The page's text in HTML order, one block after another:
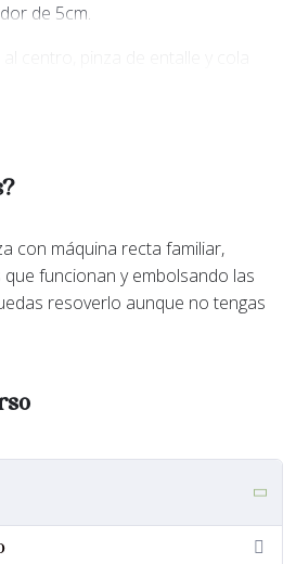
de 5cm.
y el detalle está dado por el
hasta aproximadamente 115 cm
usando una nueva base y los
de ropa interior, serán del 1 al
talle de indumentaria: 40 al 52.
con máquina recta familiar,
funcionan y embolsando las
resoverlo aunque no tengas